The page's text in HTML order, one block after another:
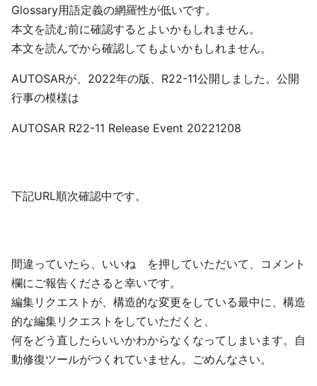
Glossary用語定義の網羅性が低いです。
本文を読む前に確認するとよいかもしれません。
本文を読んでから確認してもよいかもしれません。
AUTOSARが、2022年の版、R22-11公開しました。公開
行事の模様は
AUTOSAR R22-11 Release Event 20221208
下記URL順次確認中です。
間違っていたら、いいね を押していただいて、コメント
欄にご報告くださると幸いです。
編集リクエストが、構造的な変更をしている最中に、構造
的な編集リクエストをしていただくと、
何をどう直したらいいかわからなくなってしまいます。自
動修復ツールがつくれていません。ごめんなさい。